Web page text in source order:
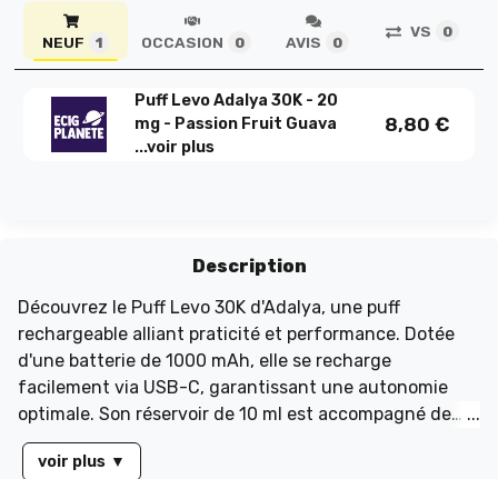
NEUF 1 OCCASION 0 AVIS 0
VS 0
Puff Levo Adalya 30K - 20
mg - Passion Fruit Guava
...voir plus
8,80 €
Description
Découvrez le Puff Levo 30K d'Adalya, une puff
rechargeable alliant praticité et performance. Dotée
d'une batterie de 1000 mAh, elle se recharge
facilement via USB-C, garantissant une autonomie
optimale. Son réservoir de 10 ml est accompagné de
deux e-liquides Adalya de 10 ml, avec un dosage de 20
mg/ml en sels de nicotine. Profitez de deux modes de
voir plus ▼